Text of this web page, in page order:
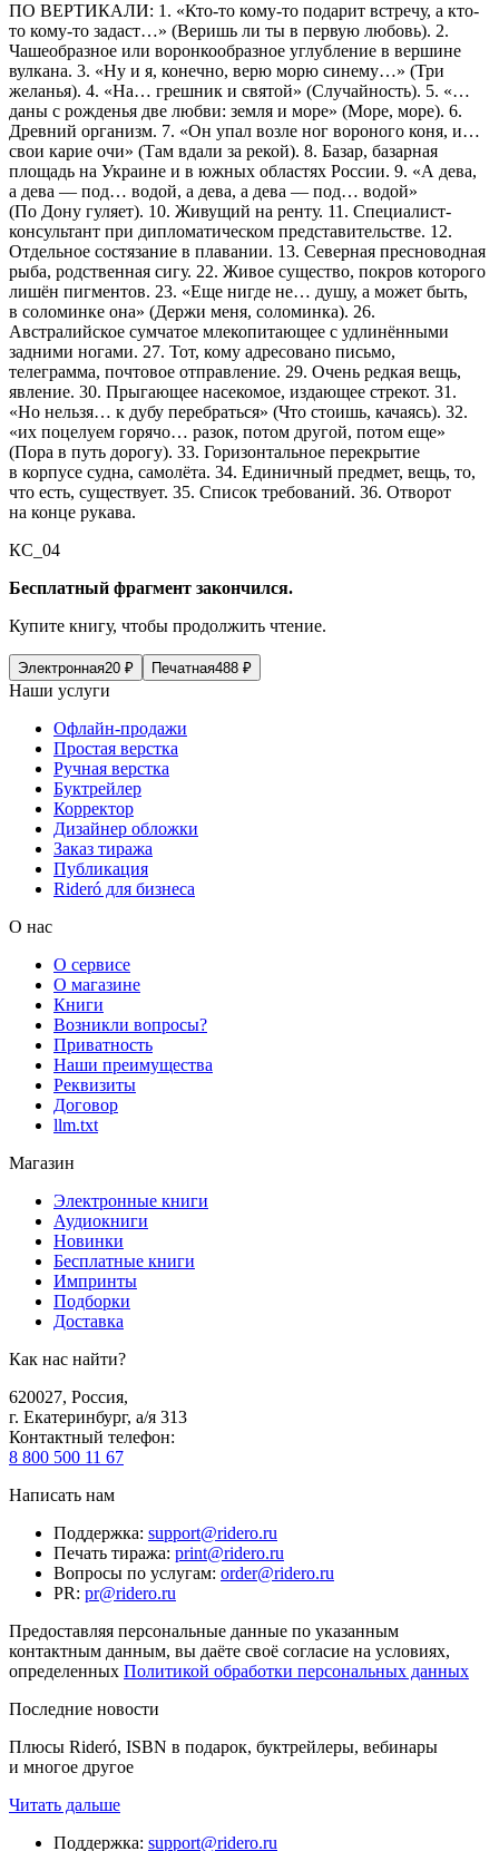
ПО ВЕРТИКАЛИ: 1. «Кто-то кому-то подарит встречу, а кто-
то кому-то задаст…» (Веришь ли ты в первую любовь). 2.
Чашеобразное или воронкообразное углубление в вершине
вулкана. 3. «Ну и я, конечно, верю морю синему…» (Три
желанья). 4. «На… гpешник и святой» (Случайность). 5. «…
даны с рожденья две любви: земля и море» (Море, море). 6.
Древний организм. 7. «Он упал возле ног вороного коня, и…
свои карие очи» (Там вдали за рекой). 8. Базар, базарная
площадь на Украине и в южных областях России. 9. «А дева,
а дева — под… водой, а дева, а дева — под… водой»
(По Дону гуляет). 10. Живущий на ренту. 11. Специалист-
консультант при дипломатическом представительстве. 12.
Отдельное состязание в плавании. 13. Северная пресноводная
рыба, родственная сигу. 22. Живое существо, покров которого
лишён пигментов. 23. «Еще нигде не… душу, а может быть,
в соломинке она» (Держи меня, соломинка). 26.
Австралийское сумчатое млекопитающее с удлинёнными
задними ногами. 27. Тот, кому адресовано письмо,
телеграмма, почтовое отправление. 29. Очень редкая вещь,
явление. 30. Прыгающее насекомое, издающее стрекот. 31.
«Но нельзя… к дубу перебраться» (Что стоишь, качаясь). 32.
«их поцелуем горячо… разок, потом другой, потом еще»
(Пора в путь дорогу). 33. Горизонтальное перекрытие
в корпусе судна, самолёта. 34. Единичный предмет, вещь, то,
что есть, существует. 35. Список требований. 36. Отворот
на конце рукава.
КС_04
Бесплатный фрагмент закончился.
Купите книгу, чтобы продолжить чтение.
Электронная20 ₽ Печатная488 ₽
Наши услуги
Офлайн-продажи
Простая верстка
Ручная верстка
Буктрейлер
Корректор
Дизайнер обложки
Заказ тиража
Публикация
Rideró для бизнеса
О нас
О сервисе
О магазине
Книги
Возникли вопросы?
Приватность
Наши преимущества
Реквизиты
Договор
llm.txt
Магазин
Электронные книги
Аудиокниги
Новинки
Бесплатные книги
Импринты
Подборки
Доставка
Как нас найти?
620027, Россия,
г. Екатеринбург, а/я 313
Контактный телефон:
8 800 500 11 67
Написать нам
Поддержка: support@ridero.ru
Печать тиража: print@ridero.ru
Вопросы по услугам: order@ridero.ru
PR: pr@ridero.ru
Предоставляя персональные данные по указанным
контактным данным, вы даёте своё согласие на условиях,
определенных Политикой обработки персональных данных
Последние новости
Плюсы Rideró, ISBN в подарок, буктрейлеры, вебинары
и многое другое
Читать дальше
Поддержка: support@ridero.ru